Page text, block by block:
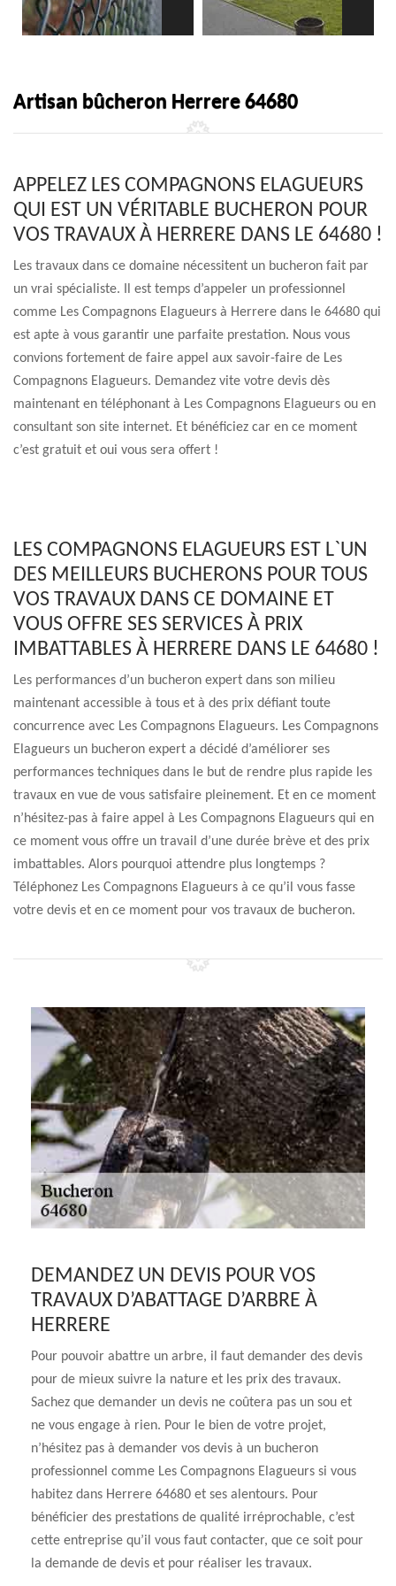
Artisan bûcheron Herrere 64680
APPELEZ LES COMPAGNONS ELAGUEURS
QUI EST UN VÉRITABLE BUCHERON POUR
VOS TRAVAUX À HERRERE DANS LE 64680 !
Les travaux dans ce domaine nécessitent un bucheron fait par
un vrai spécialiste. Il est temps d’appeler un professionnel
comme Les Compagnons Elagueurs à Herrere dans le 64680 qui
est apte à vous garantir une parfaite prestation. Nous vous
convions fortement de faire appel aux savoir-faire de Les
Compagnons Elagueurs. Demandez vite votre devis dès
maintenant en téléphonant à Les Compagnons Elagueurs ou en
consultant son site internet. Et bénéficiez car en ce moment
c’est gratuit et oui vous sera offert !
LES COMPAGNONS ELAGUEURS EST L`UN
DES MEILLEURS BUCHERONS POUR TOUS
VOS TRAVAUX DANS CE DOMAINE ET
VOUS OFFRE SES SERVICES À PRIX
IMBATTABLES À HERRERE DANS LE 64680 !
Les performances d’un bucheron expert dans son milieu
maintenant accessible à tous et à des prix défiant toute
concurrence avec Les Compagnons Elagueurs. Les Compagnons
Elagueurs un bucheron expert a décidé d’améliorer ses
performances techniques dans le but de rendre plus rapide les
travaux en vue de vous satisfaire pleinement. Et en ce moment
n’hésitez-pas à faire appel à Les Compagnons Elagueurs qui en
ce moment vous offre un travail d’une durée brève et des prix
imbattables. Alors pourquoi attendre plus longtemps ?
Téléphonez Les Compagnons Elagueurs à ce qu’il vous fasse
votre devis et en ce moment pour vos travaux de bucheron.
DEMANDEZ UN DEVIS POUR VOS
TRAVAUX D’ABATTAGE D’ARBRE À
HERRERE
Pour pouvoir abattre un arbre, il faut demander des devis
pour de mieux suivre la nature et les prix des travaux.
Sachez que demander un devis ne coûtera pas un sou et
ne vous engage à rien. Pour le bien de votre projet,
n’hésitez pas à demander vos devis à un bucheron
professionnel comme Les Compagnons Elagueurs si vous
habitez dans Herrere 64680 et ses alentours. Pour
bénéficier des prestations de qualité irréprochable, c’est
cette entreprise qu’il vous faut contacter, que ce soit pour
la demande de devis et pour réaliser les travaux.